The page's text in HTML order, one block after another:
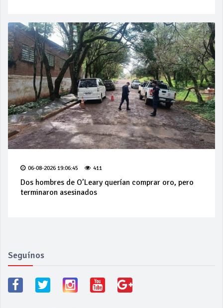
06-08-2026 19:06:45 411
Dos hombres de O’Leary querían comprar oro, pero
terminaron asesinados
Seguínos